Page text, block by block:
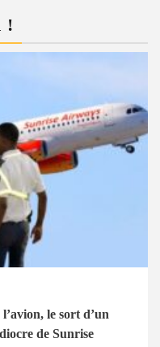
!
le sort d’un
de Sunrise